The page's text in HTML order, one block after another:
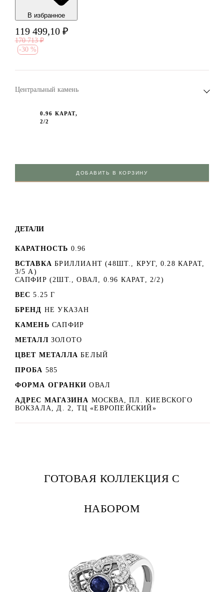
В избранноe
119 499,10 ₽
170 713 ₽
-30 %
Центральный камень
0.96 КАРАТ,
2/2
ДОБАВИТЬ В КОРЗИНУ
ДЕТАЛИ
КАРАТНОСТЬ 0.96
ВСТАВКА БРИЛЛИАНТ (48ШТ., КРУГ, 0.28 КАРАТ,
3/5 А)
САПФИР (2ШТ., ОВАЛ, 0.96 КАРАТ, 2/2)
ВЕС 5.25 Г
БРЕНД НЕ УКАЗАН
КАМЕНЬ САПФИР
МЕТАЛЛ ЗОЛОТО
ЦВЕТ МЕТАЛЛА БЕЛЫЙ
ПРОБА 585
ФОРМА ОГРАНКИ ОВАЛ
АДРЕС МАГАЗИНА МОСКВА, ПЛ. КИЕВСКОГО
ВОКЗАЛА, Д. 2, ТЦ «ЕВРОПЕЙСКИЙ»
ГОТОВАЯ КОЛЛЕКЦИЯ С
НАБОРОМ